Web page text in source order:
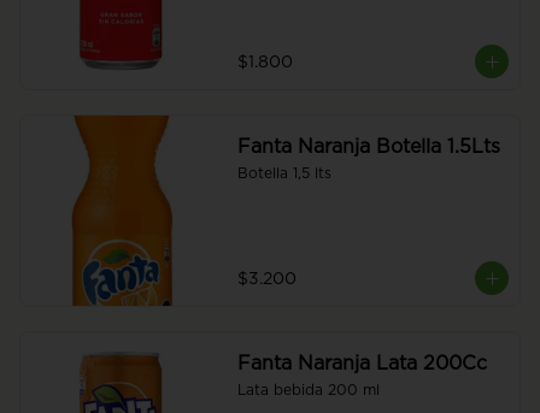
$1.800
Fanta Naranja Botella 1.5Lts
Botella 1,5 lts
$3.200
Fanta Naranja Lata 200Cc
Lata bebida 200 ml